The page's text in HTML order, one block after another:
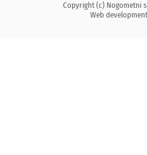
Copyright (c) Nogometni
Web development